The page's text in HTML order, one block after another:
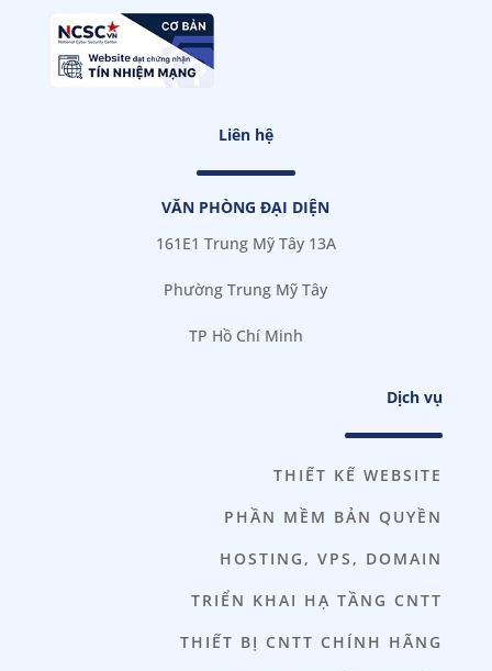
Liên hệ
VĂN PHÒNG ĐẠI DIỆN
161E1 Trung Mỹ Tây 13A
Phường Trung Mỹ Tây
TP Hồ Chí Minh
Dịch vụ
THIẾT KẾ WEBSITE
PHẦN MỀM BẢN QUYỀN
HOSTING, VPS, DOMAIN
TRIỂN KHAI HẠ TẦNG CNTT
THIẾT BỊ CNTT CHÍNH HÃNG